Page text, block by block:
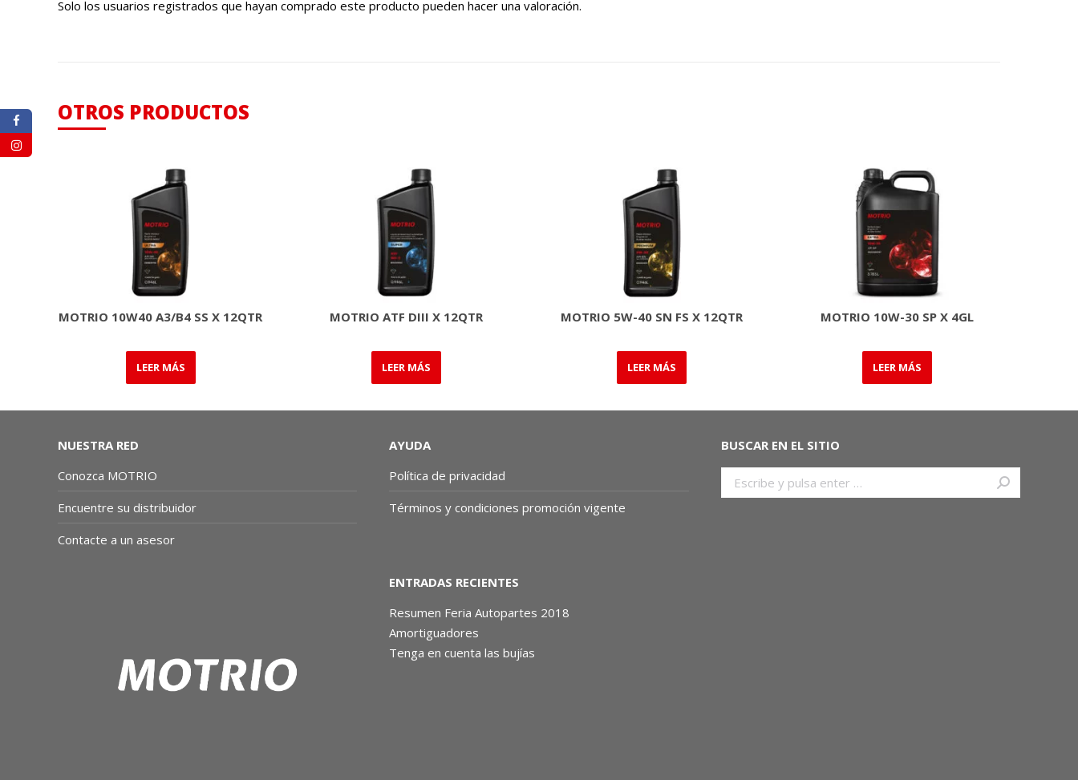
Solo los usuarios registrados que hayan comprado este producto pueden hacer una valoración.
OTROS PRODUCTOS
MOTRIO 10W40 A3/B4 SS X 12QTR
LEER MÁS
MOTRIO ATF DIII X 12QTR
LEER MÁS
MOTRIO 5W-40 SN FS X 12QTR
LEER MÁS
MOTRIO 10W-30 SP X 4GL
LEER MÁS
NUESTRA RED
Conozca MOTRIO
Encuentre su distribuidor
Contacte a un asesor
AYUDA
Política de privacidad
Términos y condiciones promoción vigente
BUSCAR EN EL SITIO
ENTRADAS RECIENTES
Resumen Feria Autopartes 2018
Amortiguadores
Tenga en cuenta las bujías